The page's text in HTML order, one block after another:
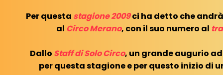
Per questa stagione 2009ci ha detto che
al Circo Merano, con il suo numero al
Dallo Staff di Solo Circo, un grande augurio
per questa stagione e per questo inizio di